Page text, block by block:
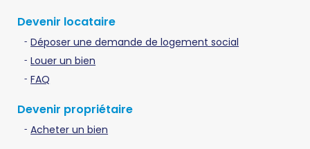
Devenir locataire
Déposer une demande de logement social
Louer un bien
FAQ
Devenir propriétaire
Acheter un bien